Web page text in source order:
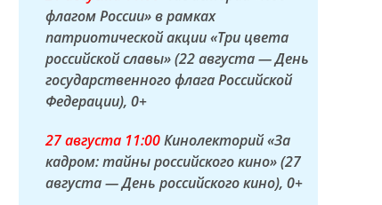
флагом России» в рамках
патриотической акции «Три цвета
российской славы» (22 августа — День
государственного флага Российской
Федерации), 0+
27 августа 11:00Кинолекторий «За
кадром: тайны российского кино» (27
августа — День российского кино), 0+